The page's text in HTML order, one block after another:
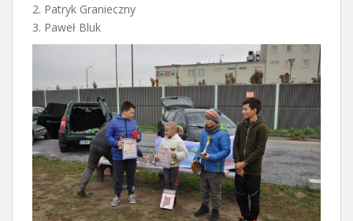
2. Patryk Granieczny
3. Paweł Bluk